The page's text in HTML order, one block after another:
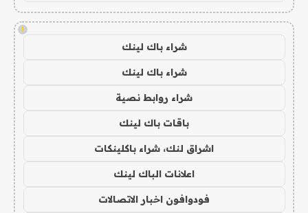
!
شراء باك لينك
شراء باك لينك
شراء روابط نصية
باقات باك لينك
اشراق لنك، شراء باكلينكات
اعلانات الباك لينك
فودوافون اخبار الاتصالات